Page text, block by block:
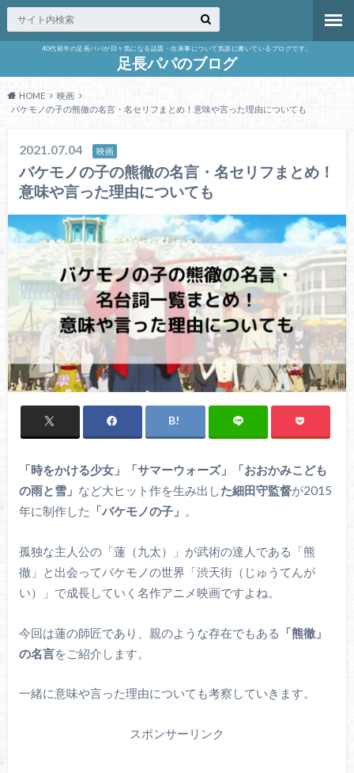
40代前半の足長パパが日々気になる話題・出来事について気楽に書いているブログです。
足長パパのブログ
HOME
映画
バケモノの子の熊徹の名言・名セリフまとめ！意味や言った理由についても
2021.07.04 映画
バケモノの子の熊徹の名言・名セリフまとめ！
意味や言った理由についても
「時をかける少女」「サマーウォーズ」「おおかみこども
の雨と雪」 など大ヒット作を生み出した細田守監督が2015
年に制作した 「バケモノの子」 。
孤独な主人公の「蓮（九太）」が武術の達人である「熊
徹」と出会ってバケモノの世界「渋天街（じゅうてんが
い）」で成長していく名作アニメ映画ですよね。
今回は蓮の師匠であり、親のような存在でもある 「熊徹」
の名言をご紹介します。
一緒に意味や言った理由についても考察していきます。
スポンサーリンク